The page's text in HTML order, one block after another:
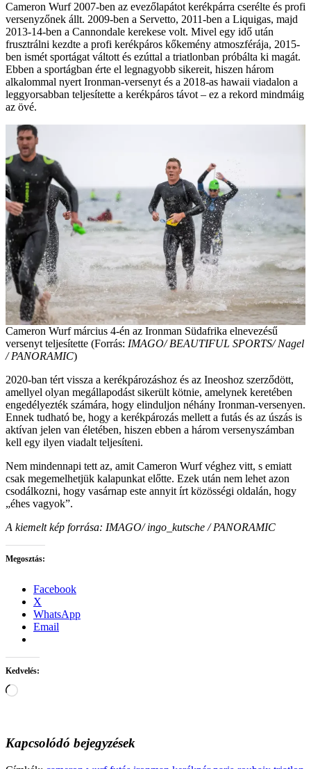
Cameron Wurf 2007-ben az evezőlapátot kerékpárra cserélte és profi
versenyzőnek állt. 2009-ben a Servetto, 2011-ben a Liquigas, majd
2013-14-ben a Cannondale kerekese volt. Mivel egy idő után
frusztrálni kezdte a profi kerékpáros kőkemény atmoszférája, 2015-
ben ismét sportágat váltott és ezúttal a triatlonban próbálta ki magát.
Ebben a sportágban érte el legnagyobb sikereit, hiszen három
alkalommal nyert Ironman-versenyt és a 2018-as hawaii viadalon a
leggyorsabban teljesítette a kerékpáros távot – ez a rekord mindmáig
az övé.
Cameron Wurf március 4-én az Ironman Südafrika elnevezésű
versenyt teljesítette (Forrás: IMAGO/ BEAUTIFUL SPORTS/ Nagel
/ PANORAMIC)
2020-ban tért vissza a kerékpározáshoz és az Ineoshoz szerződött,
amellyel olyan megállapodást sikerült kötnie, amelynek keretében
engedélyezték számára, hogy elinduljon néhány Ironman-versenyen.
Ennek tudható be, hogy a kerékpározás mellett a futás és az úszás is
aktívan jelen van életében, hiszen ebben a három versenyszámban
kell egy ilyen viadalt teljesíteni.
Nem mindennapi tett az, amit Cameron Wurf véghez vitt, s emiatt
csak megemelhetjük kalapunkat előtte. Ezek után nem lehet azon
csodálkozni, hogy vasárnap este annyit írt közösségi oldalán, hogy
„éhes vagyok”.
A kiemelt kép forrása: IMAGO/ ingo_kutsche / PANORAMIC
Megosztás:
Facebook
X
WhatsApp
Email
Kedvelés:
Loading…
Kapcsolódó bejegyzések